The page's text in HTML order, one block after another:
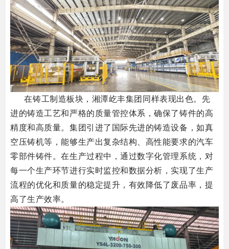
在铸工制造板块，湘潭屹丰集团同样表现出色。 先
进的铸造工艺和严格的质量管控体系，确保了铸件的高
精度和高质量。 集团引进了国际先进的铸造设备，如真
空压铸机等，能够生产出复杂结构、高性能要求的汽车
零部件铸件。在生产过程中，通过数字化管理系统，对
每一个生产环节进行实时监控和数据分析，实现了生产
流程的优化和质量的稳定提升，有效降低了废品率，提
高了生产效率。